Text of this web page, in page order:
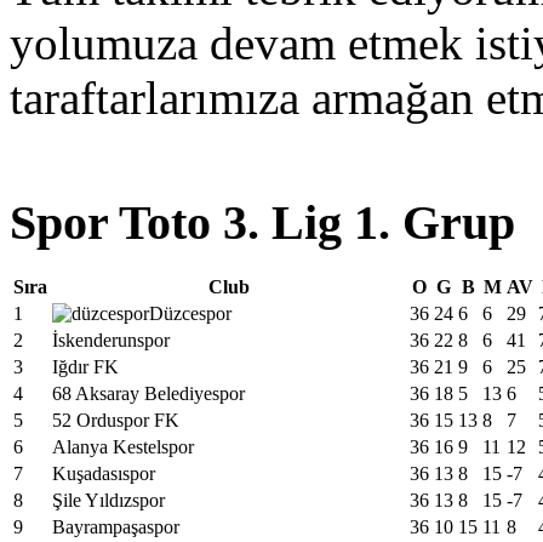
yolumuza devam etmek
taraftarlarımıza armağan
Spor Toto 3. Lig 1. Grup
Sıra Club O G B M AV
1
Düzcespor 36 24 6 6 29
2
İskenderunspor 36 22 8 6 41
3
Iğdır FK 36 21 9 6 25
4
68 Aksaray Belediyespor 36 18 5 13 6
5
52 Orduspor FK 36 15 13 8 7
6
Alanya Kestelspor 36 16 9 11 12
7
Kuşadasıspor 36 13 8 15 -7
8
Şile Yıldızspor 36 13 8 15 -7
9
Bayrampaşaspor 36 10 15 11 8